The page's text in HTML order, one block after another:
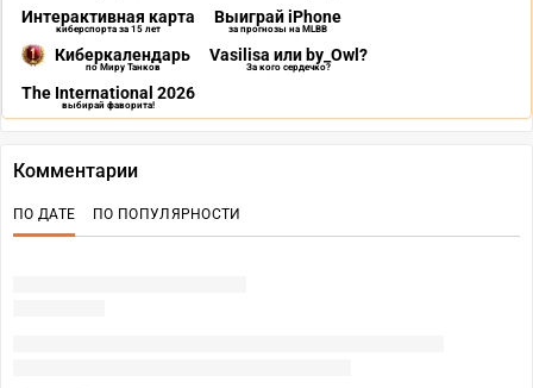
Интерактивная карта
киберспорта за 15 лет
Выиграй iPhone
за прогнозы на MLBB
Киберкалендарь
по Миру Танков
Vasilisa или by_Owl?
За кого сердечко?
The International 2026
выбирай фаворита!
Комментарии
ПО ДАТЕ ПО ПОПУЛЯРНОСТИ